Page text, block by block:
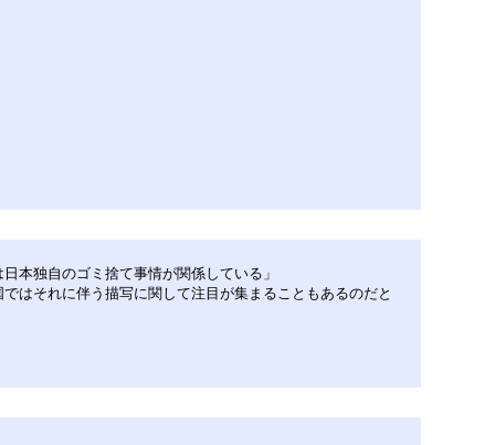
本独自のゴミ捨て事情が関係している」
はそれに伴う描写に関して注目が集まることもあるのだと